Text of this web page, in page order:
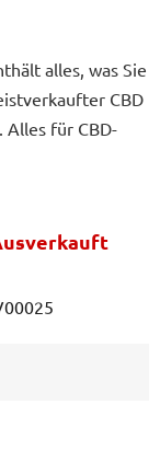
alles, was Sie
CBD
Alles für CBD-